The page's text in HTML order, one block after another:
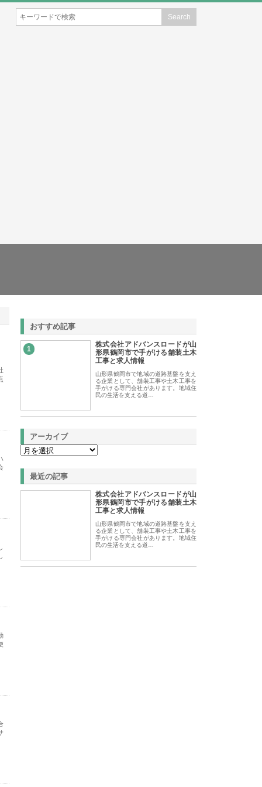
おすすめ記事
1
株式会社アドバンスロードが山
形県鶴岡市で手がける舗装土木
工事と求人情報
山形県鶴岡市で地域の道路基盤を支え
る企業として、舗装工事や土木工事を
手がける専門会社があります。地域住
民の生活を支える道…
アーカイブ
最近の記事
株式会社アドバンスロードが山
形県鶴岡市で手がける舗装土木
工事と求人情報
山形県鶴岡市で地域の道路基盤を支え
る企業として、舗装工事や土木工事を
手がける専門会社があります。地域住
民の生活を支える道…